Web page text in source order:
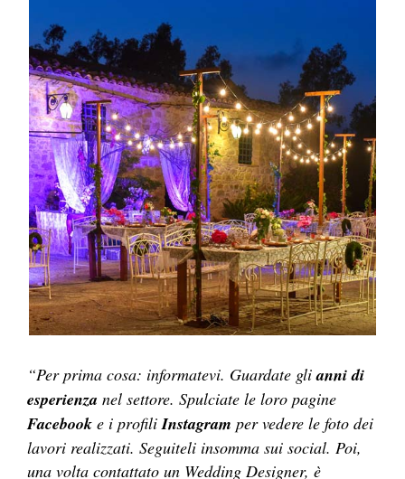
“Per prima cosa: informatevi. Guardate glianni di
esperienza nel settore. Spulciate le loro pagine
Facebook e i profiliInstagram per vedere le foto dei
lavori realizzati. Seguiteli insomma sui social. Poi,
una volta contattato un Wedding Designer, è